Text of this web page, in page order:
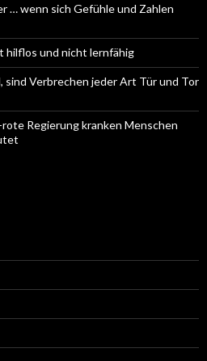
… wenn sich Gefühle und Zahlen
hilflos und nicht lernfähig
sind Verbrechen jeder Art Tür und Tor
Regierung kranken Menschen